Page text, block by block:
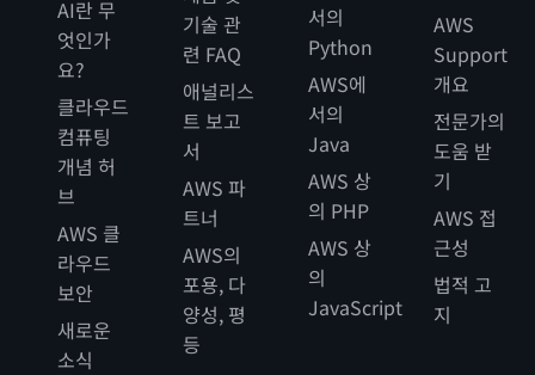
AI란 무
엇인가
요?
클라우드
컴퓨팅
개념 허
브
AWS 클
라우드
보안
새로운
소식
기술 관
련 FAQ
애널리스
트 보고
서
AWS 파
트너
AWS의
포용, 다
양성, 평
등
서의
Python
AWS에
서의
Java
AWS 상
의 PHP
AWS 상
의
JavaScript
AWS
Support
개요
전문가의
도움 받
기
AWS 접
근성
법적 고
지